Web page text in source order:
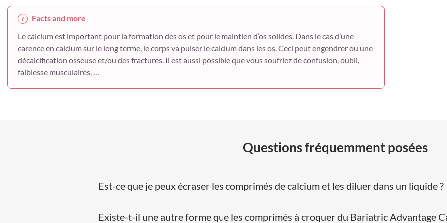
Facts and more
Le calcium est important pour la formation des os et pour le maintien d’os solides. Dans le cas d’une
carence en calcium sur le long terme, le corps va puiser le calcium dans les os. Ceci peut engendrer ou une
décalcification osseuse et/ou des fractures. Il est aussi possible que vous soufriez de confusion, oubli,
faiblesse musculaires, …
Questions fréquemment posées
Est-ce que je peux écraser les comprimés de calcium et les diluer dans un liquide ?
Existe-t-il une autre forme que les comprimés à croquer du Bariatric Advantage